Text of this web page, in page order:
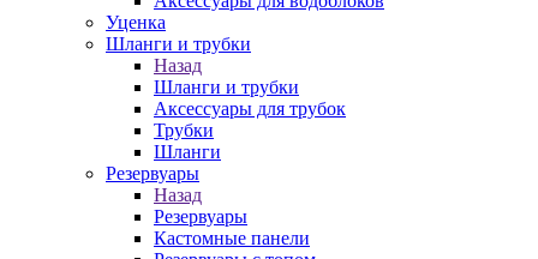
Уценка
Шланги и трубки
Назад
Шланги и трубки
Аксессуары для трубок
Трубки
Шланги
Резервуары
Назад
Резервуары
Кастомные панели